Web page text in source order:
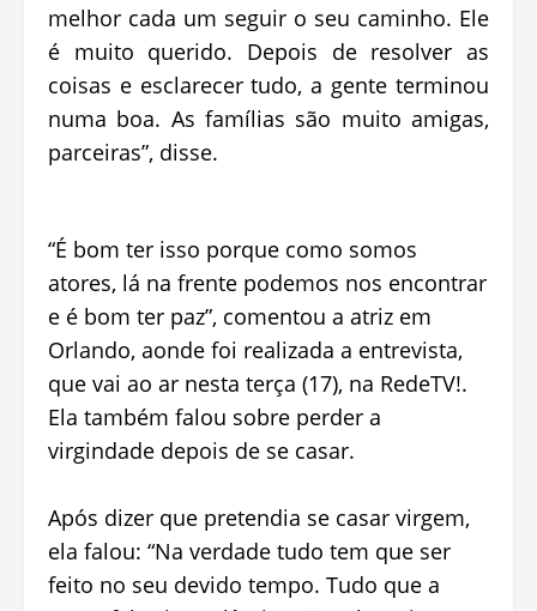
melhor cada um seguir o seu caminho. Ele
é muito querido. Depois de resolver as
coisas e esclarecer tudo, a gente terminou
numa boa. As famílias são muito amigas,
parceiras”, disse.
“É bom ter isso porque como somos
atores, lá na frente podemos nos encontrar
e é bom ter paz”, comentou a atriz em
Orlando, aonde foi realizada a entrevista,
que vai ao ar nesta terça (17), na RedeTV!.
Ela também falou sobre perder a
virgindade depois de se casar.
Após dizer que pretendia se casar virgem,
ela falou: “Na verdade tudo tem que ser
feito no seu devido tempo. Tudo que a